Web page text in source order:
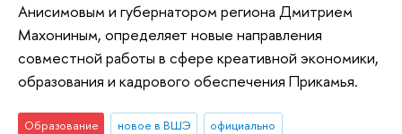
Анисимовым и губернатором региона Дмитрием
Махониным, определяет новые направления
совместной работы в сфере креативной экономики,
образования и кадрового обеспечения Прикамья.
Образование новое в ВШЭ официально